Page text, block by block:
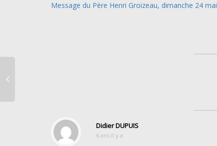
Message du Père Henri Groizeau, dimanche 24 mai
Didier DUPUIS
6 ans Il y a